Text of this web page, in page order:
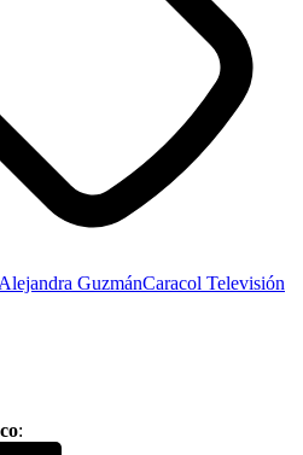
GuzmánCaracol Televisión
: